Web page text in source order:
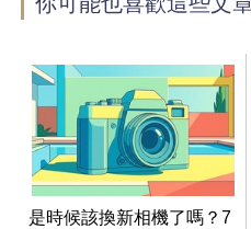
是時候該換新相機了嗎？7